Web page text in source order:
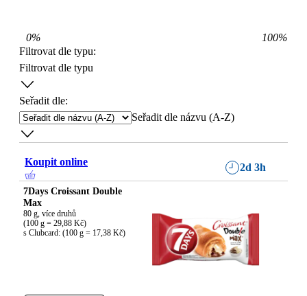
0% 100%
Filtrovat dle typu:
Filtrovat dle typu
Seřadit dle:
Seřadit dle názvu (A-Z)
Koupit online 2d 3h
7Days Croissant Double
Max
80 g, více druhů
(100 g = 29,88 Kč)
s Clubcard: (100 g = 17,38 Kč)